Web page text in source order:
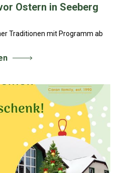
Ostern in Seeberg
Traditionen mit Programm ab